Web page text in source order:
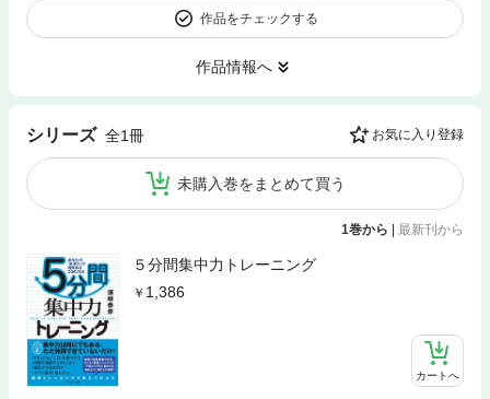
作品をチェックする
作品情報へ
シリーズ 全1冊 お気に入り登録
未購入巻をまとめて買う
1巻から | 最新刊から
５分間集中力トレーニング
1,386
カートへ